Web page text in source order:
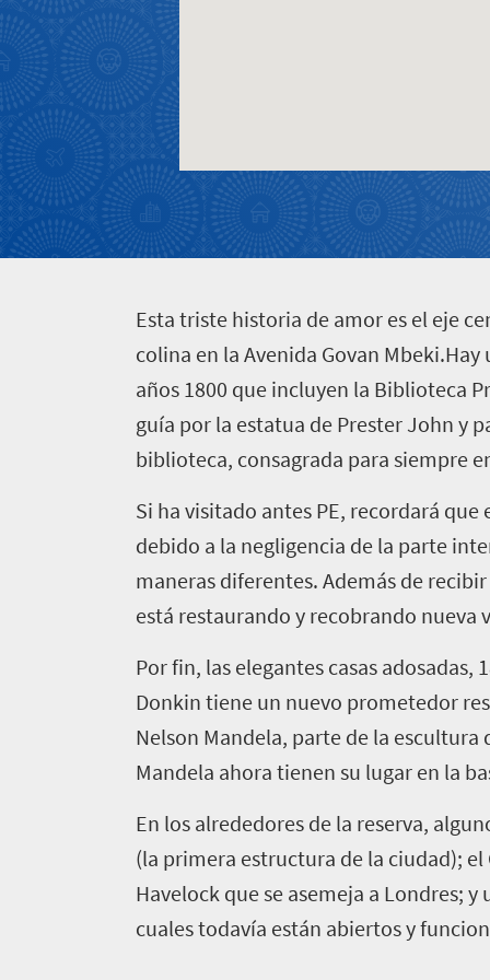
Bullicio
de
la
ciudad
Cultura
dinámica
gran
ciudad
Encanto
pueblerino
Contáctese
Esta triste historia de amor es el eje
colina en la Avenida Govan
años 1800 que incluyen la Biblioteca
guía por la estatua de Prester John y
biblioteca, consagrada para siempre
Si ha visitado antes PE, recordará
debido a la negligencia de la parte
maneras diferentes. Además de
está restaurando y recobrando nueva
Por fin, las elegantes casas
Donkin tiene un nuevo prometedor
Nelson Mandela, parte de la escultura
Mandela ahora tienen su lugar en la
En los alrededores de la reserva,
(la primera estructura de la ciudad); el
Havelock que se asemeja a Londres;
cuales todavía están abiertos y